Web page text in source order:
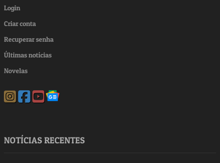
Login
Criar conta
Recuperar senha
Últimas notícias
Novelas
NOTÍCIAS RECENTES